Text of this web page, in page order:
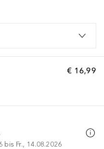
€ 16,99
bis Fr., 14.08.2026